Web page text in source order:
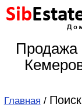
SibEstate
с
Продажа
Главная /